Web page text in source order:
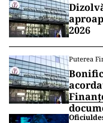
2026
Puterea